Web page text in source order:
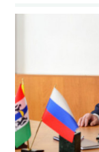
свои полномочия
Валерий Бадьин в